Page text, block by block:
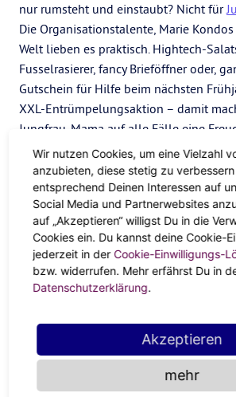
nur rumsteht und einstaubt? Nicht für
Die Organisationstalente, Marie
Welt lieben es praktisch. Hightech-
Fusselrasierer, fancy Brieföffner oder,
Gutschein für Hilfe beim nächsten
XXL-Entrümpelungsaktion – damit
Jungfrau-Mama auf alle Fälle eine
Deine Mom ist immer im Hustle-Modus
mit Abschalten tut sie sich schwer? Wie
Selfcare-Bucketlist, die ihr gemeinsam
Wellness und Quality-Time
Wir nutzen Cookies, um eine Vielzahl
anzubieten, diese stetig zu
entsprechend Deinen Interessen auf
Social Media und Partnerwebsites
auf „Akzeptieren“ willigst Du in die
Cookies ein. Du kannst deine Cookie-
jederzeit in der Cookie-Einwilligungs-
bzw. widerrufen. Mehr erfährst Du in
Datenschutzerklärung.
Akzeptieren
mehr